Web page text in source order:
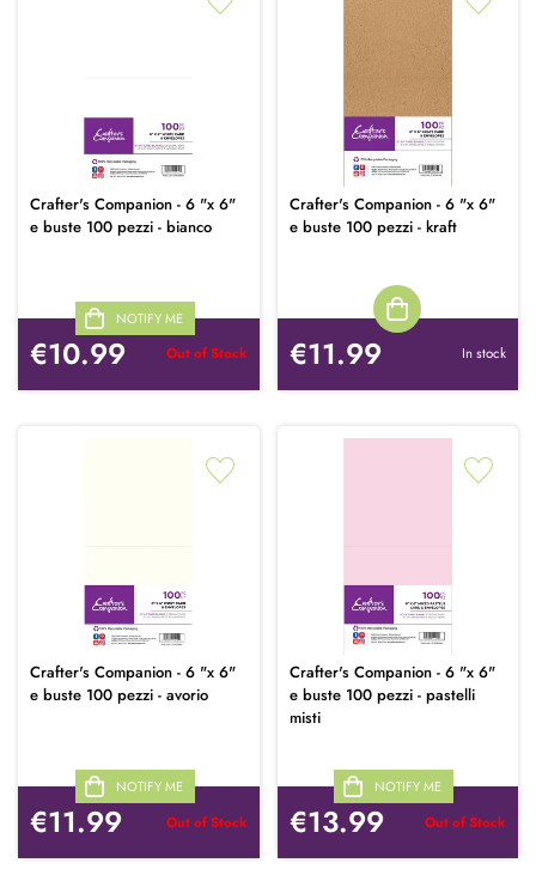
Crafter's Companion - 6 "x 6"
e buste 100 pezzi - bianco
NOTIFY ME
€10.99 Out of Stock
Crafter's Companion - 6 "x 6"
e buste 100 pezzi - kraft
€11.99 In stock
Crafter's Companion - 6 "x 6"
e buste 100 pezzi - avorio
NOTIFY ME
€11.99 Out of Stock
Crafter's Companion - 6 "x 6"
e buste 100 pezzi - pastelli
misti
NOTIFY ME
€13.99 Out of Stock